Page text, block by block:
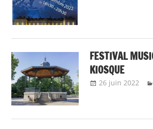
FESTIVAL
KIOSQUE
26 juin 2022